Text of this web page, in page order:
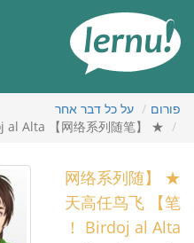
העניינים
פורום
על כל דבר אחר
★ 【网络系列随笔】 天高任鸟飞 Birdoj al Alta ！
★ 【网络系列随
笔】 天高任鸟飞
Birdoj al Alta ！